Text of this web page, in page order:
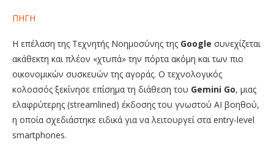
ΠΗΓΗ
Η επέλαση της Τεχνητής Νοημοσύνης της Google συνεχίζεται
ακάθεκτη και πλέον «χτυπά» την πόρτα ακόμη και των πιο
οικονομικών συσκευών της αγοράς. Ο τεχνολογικός
κολοσσός ξεκίνησε επίσημα τη διάθεση του Gemini Go, μιας
ελαφρύτερης (streamlined) έκδοσης του γνωστού AI βοηθού,
η οποία σχεδιάστηκε ειδικά για να λειτουργεί στα entry-level
smartphones.